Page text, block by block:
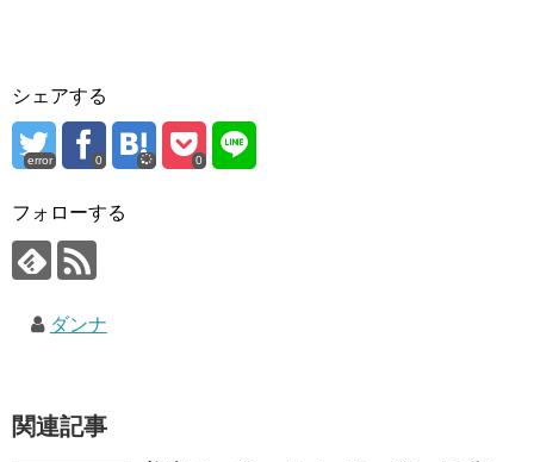
シェアする
error 0 0
フォローする
ダンナ
関連記事